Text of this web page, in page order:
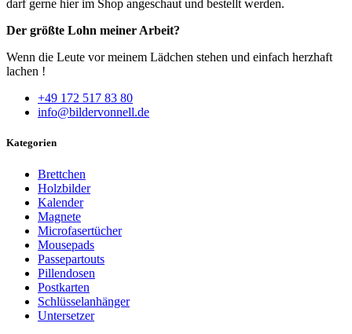
darf gerne hier im Shop angeschaut und bestellt werden.
Der größte Lohn meiner Arbeit?
Wenn die Leute vor meinem Lädchen stehen und einfach herzhaft
lachen !
+49 172 517 83 80
info@bildervonnell.de
Kategorien
Brettchen
Holzbilder
Kalender
Magnete
Microfasertücher
Mousepads
Passepartouts
Pillendosen
Postkarten
Schlüsselanhänger
Untersetzer